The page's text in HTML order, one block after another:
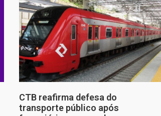
CTB reafirma defesa do
transporte público após